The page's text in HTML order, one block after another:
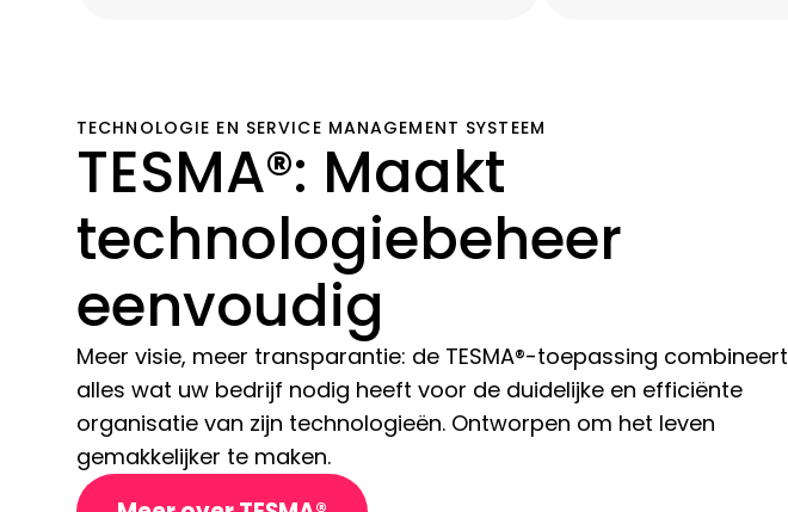
TECHNOLOGIE EN SERVICE MANAGEMENT SYSTEEM
TESMA®: Maakt
technologiebeheer
eenvoudig
Meer visie, meer transparantie: de TESMA®-toepassing combineert
alles wat uw bedrijf nodig heeft voor de duidelijke en efficiënte
organisatie van zijn technologieën. Ontworpen om het leven
gemakkelijker te maken.